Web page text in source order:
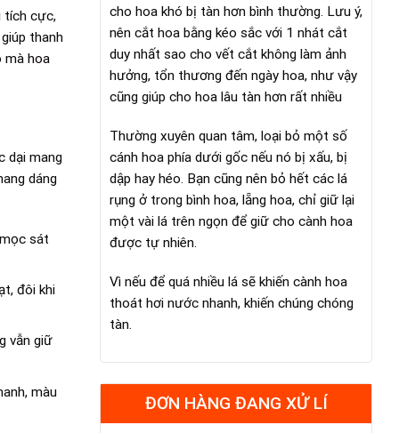
tích cực,
thanh
mà hoa
dại mang
dáng
sát
đôi khi
vẫn giữ
màu
cho hoa khó bị tàn hơn bình thường. Lưu ý,
nên cắt hoa bằng kéo sắc với 1 nhát cắt
duy nhất sao cho vết cắt không làm ảnh
hưởng, tổn thương đến ngày hoa, như vậy
cũng giúp cho hoa lâu tàn hơn rất nhiều
Thường xuyên quan tâm, loại bỏ một số
cánh hoa phía dưới gốc nếu nó bị xấu, bị
dập hay héo. Bạn cũng nên bỏ hết các lá
rụng ở trong bình hoa, lẵng hoa, chỉ giữ lại
một vài lá trên ngọn để giữ cho cành hoa
được tự nhiên.
Vì nếu để quá nhiều lá sẽ khiến cành hoa
thoát hơi nước nhanh, khiến chúng chóng
tàn.
ĐƠN HÀNG ĐANG XỬ LÍ